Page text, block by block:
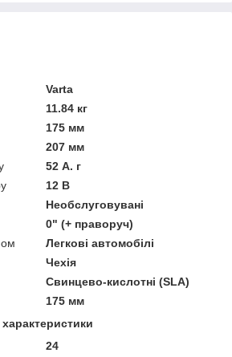
Varta
11.84 кг
175 мм
207 мм
52 А. г
12 В
Необслуговувані
0" (+ праворуч)
Легкові автомобілі
Чехія
Свинцево-кислотні (SLA)
175 мм
24